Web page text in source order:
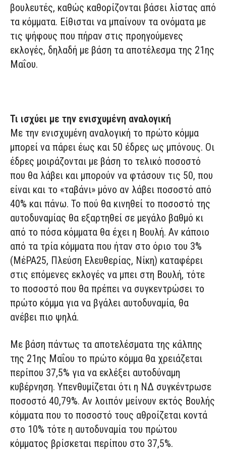
βουλευτές, καθώς καθορίζονται βάσει λίστας από
τα κόμματα. Είθισται να μπαίνουν τα ονόματα με
τις ψήφους που πήραν στις προηγούμενες
εκλογές, δηλαδή με βάση τα αποτέλεσμα της 21ης
Μαΐου.
Τι ισχύει με την ενισχυμένη αναλογική
Με την ενισχυμένη αναλογική το πρώτο κόμμα
μπορεί να πάρει έως και 50 έδρες ως μπόνους. Οι
έδρες μοιράζονται με βάση το τελικό ποσοστό
που θα λάβει και μπορούν να φτάσουν τις 50, που
είναι και το «ταβάνι» μόνο αν λάβει ποσοστό από
40% και πάνω. Το πού θα κινηθεί το ποσοστό της
αυτοδυναμίας θα εξαρτηθεί σε μεγάλο βαθμό κι
από το πόσα κόμματα θα έχει η Βουλή. Αν κάποιο
από τα τρία κόμματα που ήταν στο όριο του 3%
(ΜέΡΑ25, Πλεύση Ελευθερίας, Νίκη) καταφέρει
στις επόμενες εκλογές να μπει στη Βουλή, τότε
το ποσοστό που θα πρέπει να συγκεντρώσει το
πρώτο κόμμα για να βγάλει αυτοδυναμία, θα
ανέβει πιο ψηλά.
Με βάση πάντως τα αποτελέσματα της κάλπης
της 21ης Μαΐου το πρώτο κόμμα θα χρειάζεται
περίπου 37,5% για να εκλέξει αυτοδύναμη
κυβέρνηση. Υπενθυμίζεται ότι η ΝΔ συγκέντρωσε
ποσοστό 40,79%. Αν λοιπόν μείνουν εκτός Βουλής
κόμματα που το ποσοστό τους αθροίζεται κοντά
στο 10% τότε η αυτοδυναμία του πρώτου
κόμματος βρίσκεται περίπου στο 37,5%.